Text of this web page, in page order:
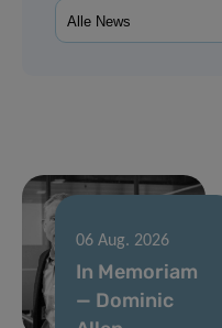
06 Aug. 2026
In Memoriam
— Dominic